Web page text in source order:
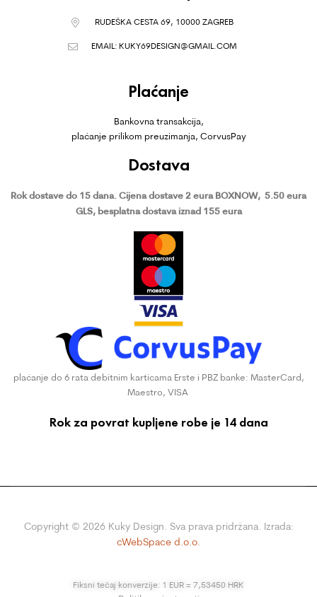
RUDEŠKA CESTA 69, 10000 ZAGREB
EMAIL: KUKY69DESIGN@GMAIL.COM
Plaćanje
Bankovna transakcija,
plaćanje prilikom preuzimanja, CorvusPay
Dostava
Rok dostave do 15 dana. Cijena dostave 2 eura BOXNOW, 5.50 eura
GLS, besplatna dostava iznad 155 eura
plaćanje do 6 rata debitnim karticama Erste i PBZ banke: MasterCard,
Maestro, VISA
Rok za povrat kupljene robe je 14 dana
Copyright © 2026Kuky Design. Sva prava pridržana. Izrada:
cWebSpace d.o.o.
Fiksni tečaj konverzije: 1 EUR = 7,53450 HRK